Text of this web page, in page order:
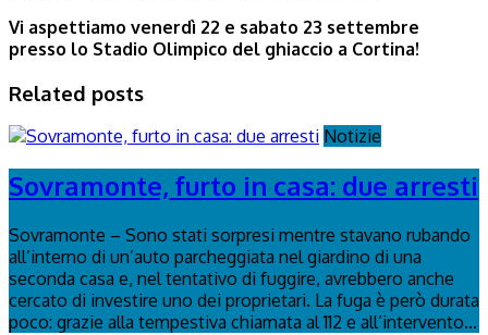
Vi aspettiamo venerdì 22 e sabato 23 settembre
presso lo Stadio Olimpico del ghiaccio a Cortina!
Related posts
Notizie
Sovramonte, furto in casa: due arresti
Sovramonte – Sono stati sorpresi mentre stavano rubando
all’interno di un’auto parcheggiata nel giardino di una
seconda casa e, nel tentativo di fuggire, avrebbero anche
cercato di investire uno dei proprietari. La fuga è però durata
poco: grazie alla tempestiva chiamata al 112 e all’intervento...